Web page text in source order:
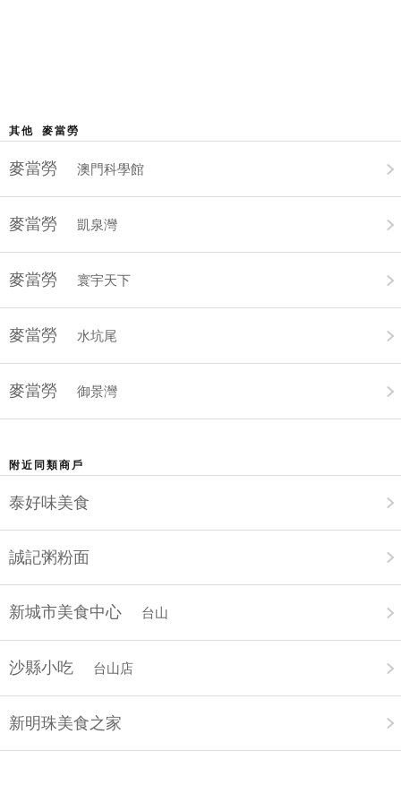
其他 麥當勞
麥當勞 澳門科學館
麥當勞 凱泉灣
麥當勞 寰宇天下
麥當勞 水坑尾
麥當勞 御景灣
附近同類商戶
泰好味美食
誠記粥粉面
新城市美食中心 台山
沙縣小吃 台山店
新明珠美食之家